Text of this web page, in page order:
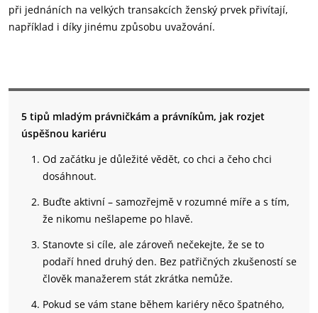
při jednáních na velkých transakcích ženský prvek přivítají,
například i díky jinému způsobu uvažování.
5 tipů mladým právničkám a právníkům, jak rozjet
úspěšnou kariéru
Od začátku je důležité vědět, co chci a čeho chci
dosáhnout.
Buďte aktivní – samozřejmě v rozumné míře a s tím,
že nikomu nešlapeme po hlavě.
Stanovte si cíle, ale zároveň nečekejte, že se to
podaří hned druhý den. Bez patřičných zkušeností se
člověk manažerem stát zkrátka nemůže.
Pokud se vám stane během kariéry něco špatného,